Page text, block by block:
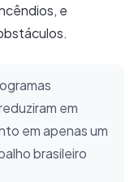
e
em
em apenas um
brasileiro